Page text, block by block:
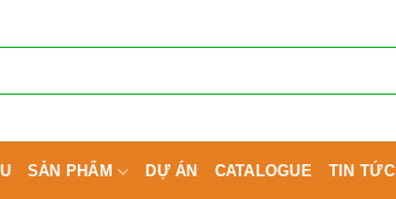
SẢN PHẨM DỰ ÁN CATALOGUE TIN TỨC